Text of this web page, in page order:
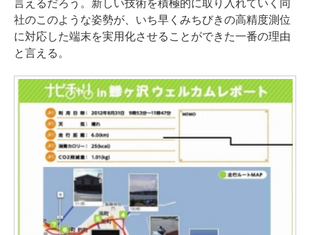
言えるだろう。新しい技術を積極的に取り入れていく同
社のこのような姿勢が、いち早くみちびきの高精度測位
に対応した端末を実用化させることができた一番の理由
と言える。